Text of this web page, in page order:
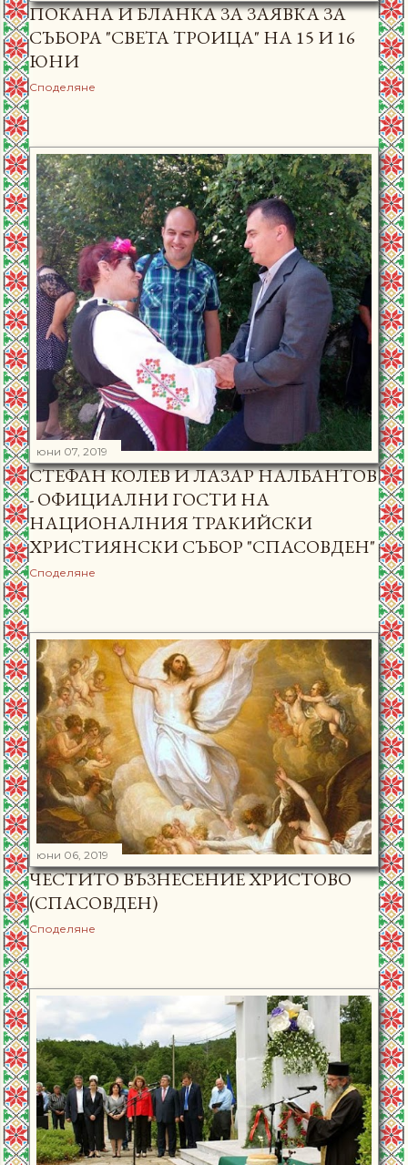
ПОКАНА И БЛАНКА ЗА ЗАЯВКА ЗА
СЪБОРА "СВЕТА ТРОИЦА" НА 15 И 16
ЮНИ
Споделяне
юни 07, 2019
СТЕФАН КОЛЕВ И ЛАЗАР НАЛБАНТОВ
- ОФИЦИАЛНИ ГОСТИ НА
НАЦИОНАЛНИЯ ТРАКИЙСКИ
ХРИСТИЯНСКИ СЪБОР "СПАСОВДЕН"
Споделяне
юни 06, 2019
ЧЕСТИТО ВЪЗНЕСЕНИЕ ХРИСТОВО
(СПАСОВДЕН)
Споделяне